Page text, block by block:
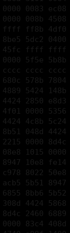
8be5 5dc2
e8c7 45fc
0000 5f5e
cccc
680c 578b
4889 5424
4424 2850
4f01 0000
4424 4c8b
8b51 048d
2215 0000
08e8 1015
8947 10e8
c978 8022
acb5 5b51
6855 8bb6
308d 4424
8d4c 2460
0000 83c4
4740 e88f
4d08 0c50
5e89 4750
0074